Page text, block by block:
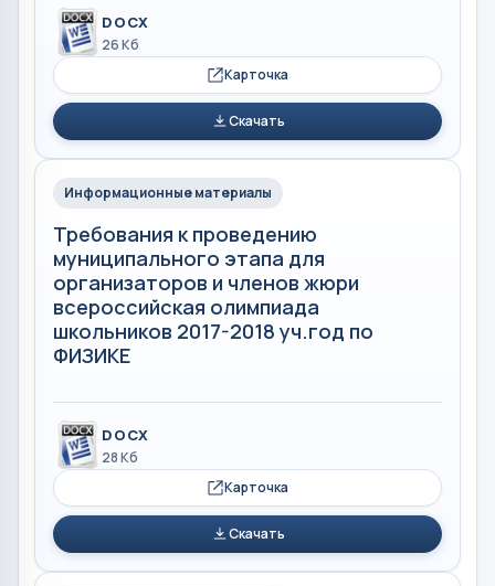
DOCX
26 Кб
Карточка
Скачать
Информационные материалы
Требования к проведению
муниципального этапа для
организаторов и членов жюри
всероссийская олимпиада
школьников 2017-2018 уч.год по
ФИЗИКЕ
DOCX
28 Кб
Карточка
Скачать